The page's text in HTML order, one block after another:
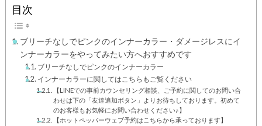
目次
ブリーチなしでピンクのインナーカラー・ダメージレスにイ
ンナーカラーをやってみたい方へおすすめです
ブリーチなしでピンクのインナーカラー
インナーカラーに関してはこちらもご覧ください
【LINEでの事前カウンセリング相談、ご予約に関してのお問い合
わせは下の「友達追加ボタン」よりお待ちしております。初めて
のお客様もお気軽にお問い合わせください♪】
【ホットペッパーウェブ予約はこちらから承っております】